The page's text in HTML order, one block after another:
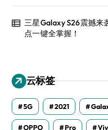
三星Galaxy S26震撼来
点一键全掌握！
云标签
5G 2021
OPPO Pro